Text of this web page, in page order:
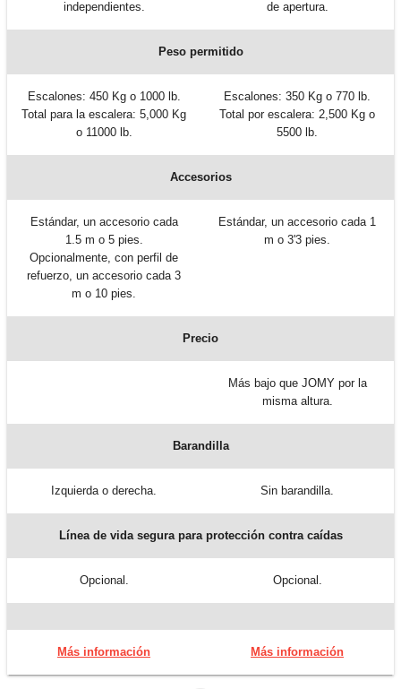
independientes.
de apertura.
Peso permitido
Escalones: 450 Kg o 1000 lb.
Total para la escalera: 5,000 Kg
o 11000 lb.
Escalones: 350 Kg o 770 lb.
Total por escalera: 2,500 Kg o
5500 lb.
Accesorios
Estándar, un accesorio cada
1.5 m o 5 pies.
Opcionalmente, con perfil de
refuerzo, un accesorio cada 3
m o 10 pies.
Estándar, un accesorio cada 1
m o 3'3 pies.
Precio
Más bajo que JOMY por la
misma altura.
Barandilla
Izquierda o derecha. Sin barandilla.
Línea de vida segura para protección contra caídas
Opcional. Opcional.
Más información Más información